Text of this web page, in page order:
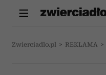
Zwierciadlo.pl > REKLAMA >